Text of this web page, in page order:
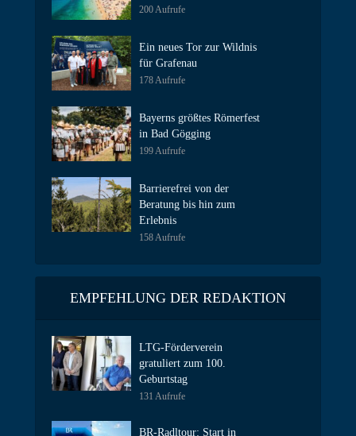
200 Aufrufe
Ein neues Tor zur Wildnis
für Grafenau
178 Aufrufe
Bayerns größtes Römerfest
in Bad Gögging
199 Aufrufe
Barrierefrei von der
Beratung bis hin zum
Erlebnis
158 Aufrufe
EMPFEHLUNG DER REDAKTION
LTG-Förderverein
gratuliert zum 100.
Geburtstag
131 Aufrufe
BR-Radltour: Start in